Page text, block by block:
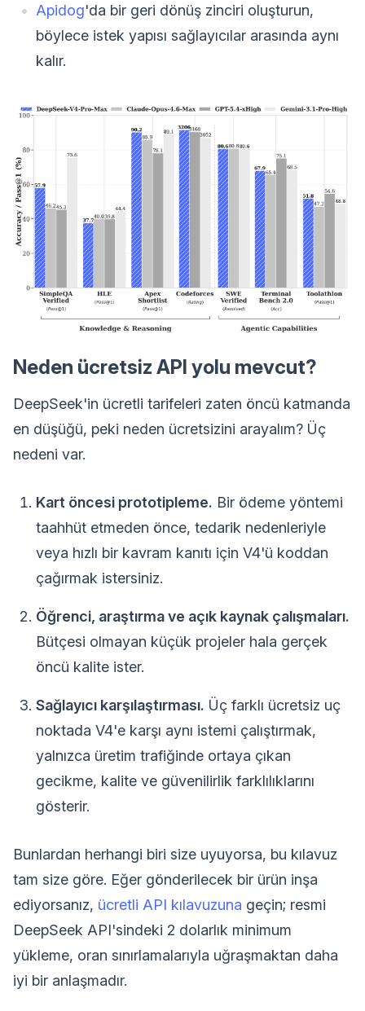
Apidog'da bir geri dönüş zinciri oluşturun,
böylece istek yapısı sağlayıcılar arasında aynı
kalır.
Neden ücretsiz API yolu mevcut?
DeepSeek'in ücretli tarifeleri zaten öncü katmanda
en düşüğü, peki neden ücretsizini arayalım? Üç
nedeni var.
Kart öncesi prototipleme. Bir ödeme yöntemi
taahhüt etmeden önce, tedarik nedenleriyle
veya hızlı bir kavram kanıtı için V4'ü koddan
çağırmak istersiniz.
Öğrenci, araştırma ve açık kaynak çalışmaları.
Bütçesi olmayan küçük projeler hala gerçek
öncü kalite ister.
Sağlayıcı karşılaştırması. Üç farklı ücretsiz uç
noktada V4'e karşı aynı istemi çalıştırmak,
yalnızca üretim trafiğinde ortaya çıkan
gecikme, kalite ve güvenilirlik farklılıklarını
gösterir.
Bunlardan herhangi biri size uyuyorsa, bu kılavuz
tam size göre. Eğer gönderilecek bir ürün inşa
ediyorsanız, ücretli API kılavuzuna geçin; resmi
DeepSeek API'sindeki 2 dolarlık minimum
yükleme, oran sınırlamalarıyla uğraşmaktan daha
iyi bir anlaşmadır.